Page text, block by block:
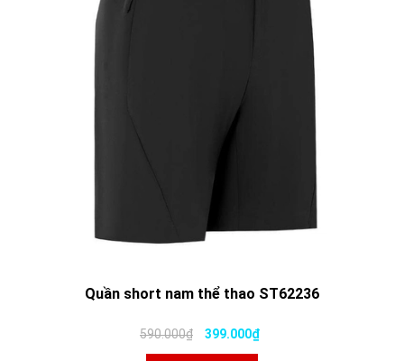
Quần short nam thể thao ST62236
590.000₫ 399.000₫